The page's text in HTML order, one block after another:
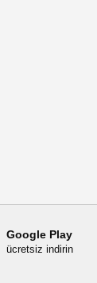
Google Play
ücretsiz indirin